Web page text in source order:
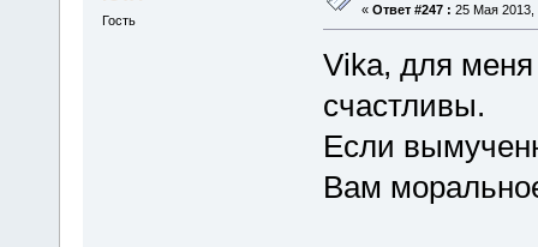
Гость
« Ответ #247 : 25 Мая 2013,
Vika, для
счастливы.
Если
Вам